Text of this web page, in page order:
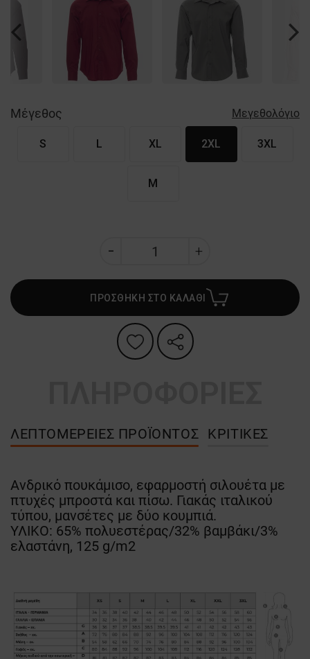
Previous
Μέγεθος Μεγεθολόγιο
S L XL 2XL 3XL
M
ΠΡΟΣΘΗΚΗ ΣΤΟ ΚΑΛΑΘΙ
ΛΕΠΤΟΜΈΡΕΙΕΣ ΠΡΟΪΌΝΤΟΣ ΚΡΙΤΙΚΈΣ
Ανδρικό πουκάμισο, εφαρμοστή σιλουέτα με
πτυχές μπροστά και πίσω. Γιακάς ιταλικού
τύπου, μανσέτες με δύο κουμπιά.
ΥΛΙΚΟ: 65% πολυεστέρας/32% βαμβάκι/3%
ελαστάνη, 125 g/m2